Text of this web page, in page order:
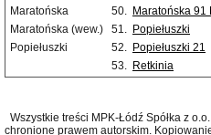
Maratońska
50. Maratońska 91
Maratońska (wew.)
51. Popiełuszki
Popiełuszki
52. Popiełuszki 21
53. Retkinia
Wszystkie treści MPK-Łódź Spółka z
chronione prawem autorskim.